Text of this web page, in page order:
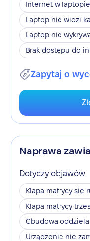
Internet w laptopie
Laptop nie widzi
Laptop nie
Brak dostępu do
Zapytaj o
Naprawa
Dotyczy objawów
Klapa matrycy się
Klapa matrycy
Obudowa
Urządzenie nie